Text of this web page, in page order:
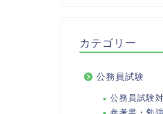
カテゴリー
公務員試験
公務員試験